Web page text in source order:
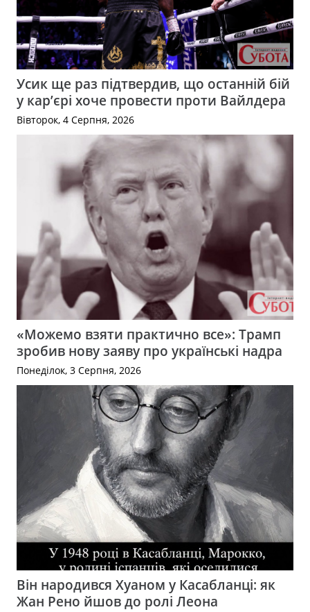
Усик ще раз підтвердив, що останній бій
у кар’єрі хоче провести проти Вайлдера
Вівторок, 4 Серпня, 2026
«Можемо взяти практично все»: Трамп
зробив нову заяву про українські надра
Понеділок, 3 Серпня, 2026
Він народився Хуаном у Касабланці: як
Жан Рено йшов до ролі Леона